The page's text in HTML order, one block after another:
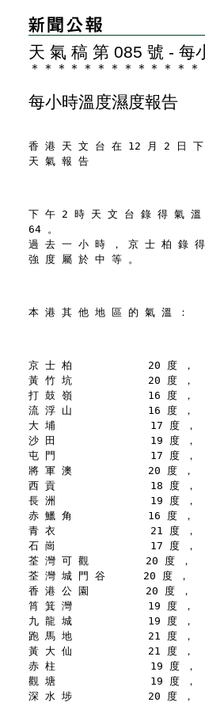
天 氣 稿 第 085 號 - 每
＊ ＊ ＊ ＊ ＊ ＊ ＊ ＊ ＊ ＊ ＊ ＊ ＊
每小時溫度濕度報告
香 港 天 文 台 在 12 月 2 日
天 氣 報 告
下 午 2 時 天 文 台 錄 得 氣
64 。
過 去 一 小 時 ， 京 士 柏 錄
強 度 屬 於 中 等 。
本 港 其 他 地 區 的 氣 溫 ：
京 士 柏            20 度 ，
黃 竹 坑            20 度 ，
打 鼓 嶺            16 度 ，
流 浮 山            16 度 ，
大 埔               17 度 ，
沙 田               19 度 ，
屯 門               17 度 ，
將 軍 澳            20 度 ，
西 貢               18 度 ，
長 洲               19 度 ，
赤 鱲 角            16 度 ，
青 衣               21 度 ，
石 崗               17 度 ，
荃 灣 可 觀         20 度 ，
荃 灣 城 門 谷      20 度 ，
香 港 公 園         20 度 ，
筲 箕 灣            19 度 ，
九 龍 城            19 度 ，
跑 馬 地            21 度 ，
黃 大 仙            21 度 ，
赤 柱               19 度 ，
觀 塘               19 度 ，
深 水 埗            20 度 ，